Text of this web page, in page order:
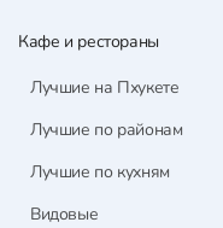
Кафе и рестораны
Лучшие на Пхукете
Лучшие по районам
Лучшие по кухням
Видовые